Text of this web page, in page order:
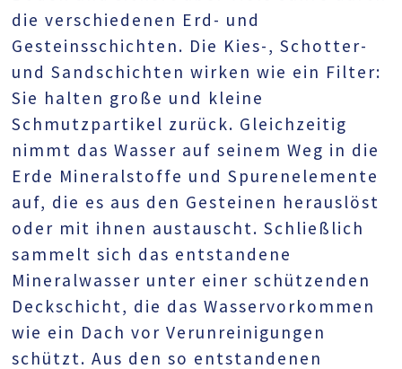
die verschiedenen Erd- und
Gesteinsschichten. Die Kies-, Schotter-
und Sandschichten wirken wie ein Filter:
Sie halten große und kleine
Schmutzpartikel zurück. Gleichzeitig
nimmt das Wasser auf seinem Weg in die
Erde Mineralstoffe und Spurenelemente
auf, die es aus den Gesteinen herauslöst
oder mit ihnen austauscht. Schließlich
sammelt sich das entstandene
Mineralwasser unter einer schützenden
Deckschicht, die das Wasservorkommen
wie ein Dach vor Verunreinigungen
schützt. Aus den so entstandenen